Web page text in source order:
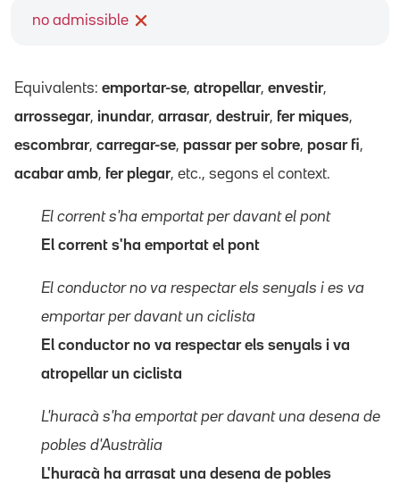
no admissible
Equivalents: emportar-se, atropellar, envestir,
arrossegar, inundar, arrasar, destruir, fer miques,
escombrar, carregar-se, passar per sobre, posar fi,
acabar amb, fer plegar, etc., segons el context.
El corrent s'ha emportat per davant el pont
El corrent s'ha emportat el pont
El conductor no va respectar els senyals i es va
emportar per davant un ciclista
El conductor no va respectar els senyals i va
atropellar un ciclista
L'huracà s'ha emportat per davant una desena de
pobles d'Austràlia
L'huracà ha arrasat una desena de pobles